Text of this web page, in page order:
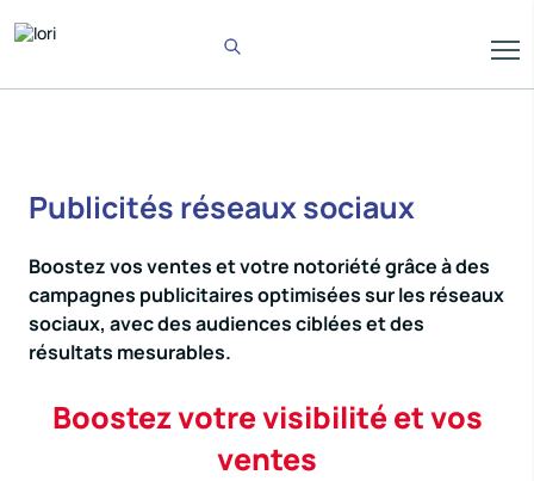
Publicités réseaux sociaux
Boostez vos ventes et votre notoriété grâce à des
campagnes publicitaires optimisées sur les réseaux
sociaux, avec des audiences ciblées et des
résultats mesurables.
Boostez votre visibilité et vos
ventes